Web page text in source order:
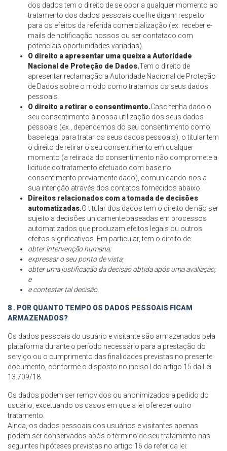
dos dados tem o direito de se opor a qualquer momento ao
tratamento dos dados pessoais que lhe digam respeito
para os efeitos da referida comercialização (ex. receber e-
mails de notificação nossos ou ser contatado com
potenciais oportunidades variadas).
O direito a apresentar uma queixa a Autoridade
Nacional de Proteção de Dados.Tem o direito de
apresentar reclamação a Autoridade Nacional de Proteção
de Dados sobre o modo como tratamos os seus dados
pessoais.
O direito a retirar o consentimento.Caso tenha dado o
seu consentimento à nossa utilização dos seus dados
pessoais (ex., dependemos do seu consentimento como
base legal para tratar os seus dados pessoais), o titular tem
o direito de retirar o seu consentimento em qualquer
momento (a retirada do consentimento não compromete a
licitude do tratamento efetuado com base no
consentimento previamente dado), comunicando-nos a
sua intenção através dos contatos fornecidos abaixo.
Direitos relacionados com a tomada de decisões
automatizadas.O titular dos dados tem o direito de não ser
sujeito a decisões unicamente baseadas em processos
automatizados que produzam efeitos legais ou outros
efeitos significativos. Em particular, tem o direito de:
obter intervenção humana;
expressar o seu ponto de vista;
obter uma justificação da decisão obtida após uma avaliação;
e
e contestar tal decisão.
8 . POR QUANTO TEMPO OS DADOS PESSOAIS FICAM
ARMAZENADOS?
Os dados pessoais do usuário e visitante são armazenados pela
plataforma durante o período necessário para a prestação do
serviço ou o cumprimento das finalidades previstas no presente
documento, conforme o disposto no inciso I do artigo 15 da Lei
13.709/18.
Os dados podem ser removidos ou anonimizados a pedido do
usuário, excetuando os casos em que a lei oferecer outro
tratamento.
Ainda, os dados pessoais dos usuários e visitantes apenas
podem ser conservados após o término de seu tratamento nas
seguintes hipóteses previstas no artigo 16 da referida lei: